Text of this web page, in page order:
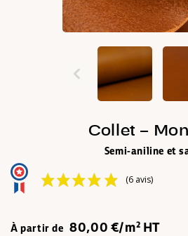
Collet –
Semi-aniline et
(6 avis)
À partir de 80,00 €/m² HT